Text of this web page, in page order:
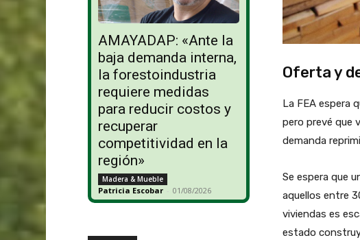
AMAYADAP: «Ante la
baja demanda interna,
la forestoindustria
requiere medidas
para reducir costos y
recuperar
competitividad en la
región»
Madera & Mueble
Patricia Escobar - 01/08/2026
Oferta y
La FEA espera
pero prevé que
demanda
Se espera que
aquellos entre
viviendas es
estado